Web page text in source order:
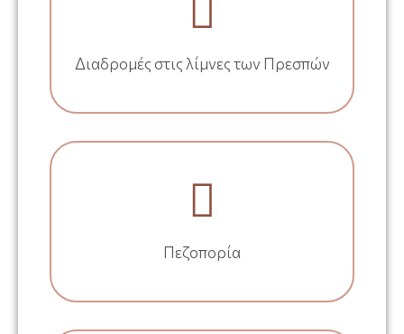
Διαδρομές στις λίμνες των Πρεσπών
Πεζοπορία